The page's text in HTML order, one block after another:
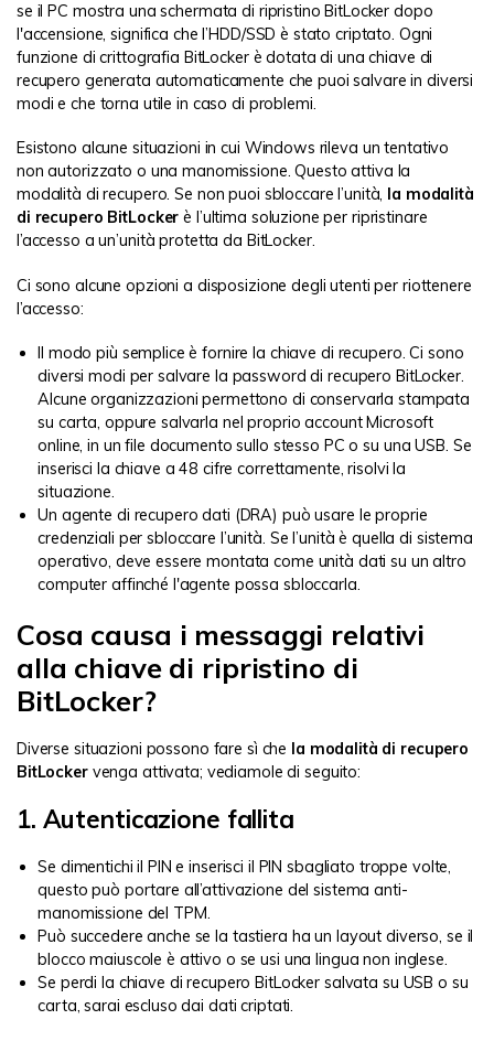
se il PC mostra una schermata di ripristino BitLocker dopo
l'accensione, significa che l’HDD/SSD è stato criptato. Ogni
funzione di crittografia BitLocker è dotata di una chiave di
recupero generata automaticamente che puoi salvare in diversi
modi e che torna utile in caso di problemi.
Esistono alcune situazioni in cui Windows rileva un tentativo
non autorizzato o una manomissione. Questo attiva la
modalità di recupero. Se non puoi sbloccare l’unità, la modalità
di recupero BitLocker è l’ultima soluzione per ripristinare
l’accesso a un’unità protetta da BitLocker.
Ci sono alcune opzioni a disposizione degli utenti per riottenere
l’accesso:
Il modo più semplice è fornire la chiave di recupero. Ci sono
diversi modi per salvare la password di recupero BitLocker.
Alcune organizzazioni permettono di conservarla stampata
su carta, oppure salvarla nel proprio account Microsoft
online, in un file documento sullo stesso PC o su una USB. Se
inserisci la chiave a 48 cifre correttamente, risolvi la
situazione.
Un agente di recupero dati (DRA) può usare le proprie
credenziali per sbloccare l’unità. Se l’unità è quella di sistema
operativo, deve essere montata come unità dati su un altro
computer affinché l'agente possa sbloccarla.
Cosa causa i messaggi relativi
alla chiave di ripristino di
BitLocker?
Diverse situazioni possono fare sì che la modalità di recupero
BitLockervenga attivata; vediamole di seguito:
1. Autenticazione fallita
Se dimentichi il PIN e inserisci il PIN sbagliato troppe volte,
questo può portare all’attivazione del sistema anti-
manomissione del TPM.
Può succedere anche se la tastiera ha un layout diverso, se il
blocco maiuscole è attivo o se usi una lingua non inglese.
Se perdi la chiave di recupero BitLocker salvata su USB o su
carta, sarai escluso dai dati criptati.